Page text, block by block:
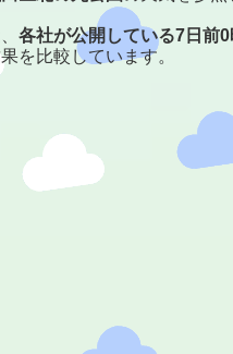
各社が公開している7日前
を比較しています。